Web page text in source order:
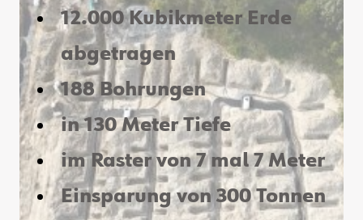
12.000 Kubikmeter Erde
abgetragen
188 Bohrungen
in 130 Meter Tiefe
im Raster von 7 mal 7 Meter
Einsparung von 300 Tonnen